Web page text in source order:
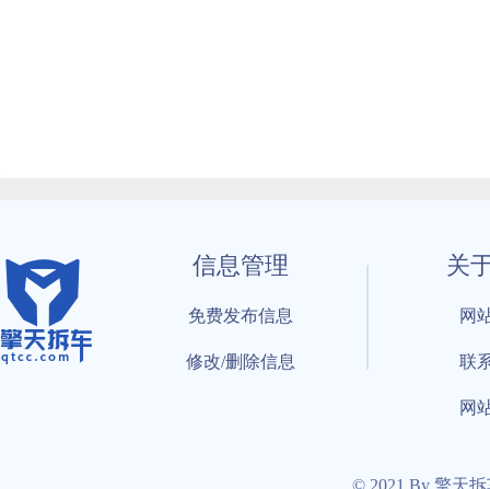
信息管理
免费发布信息
修改/删除信息
关
网
联
网
© 2021 By 擎天